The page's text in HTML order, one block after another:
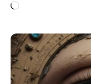
Caricamento
corso…